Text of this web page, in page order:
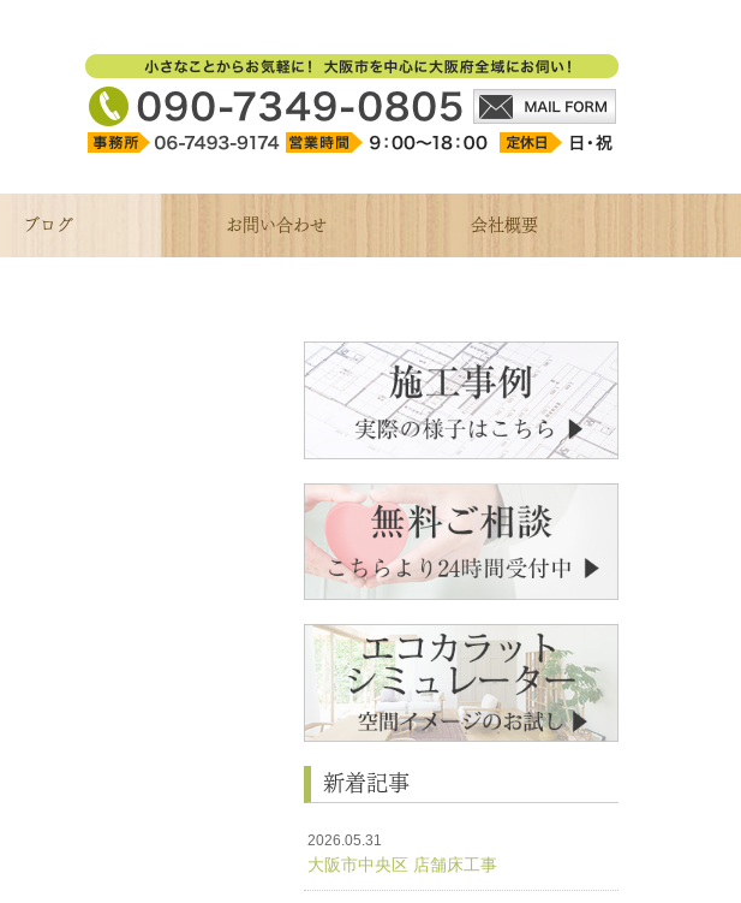
ブログ お問い合わせ 会社概要
新着記事
2026.05.31
大阪市中央区 店舗床工事